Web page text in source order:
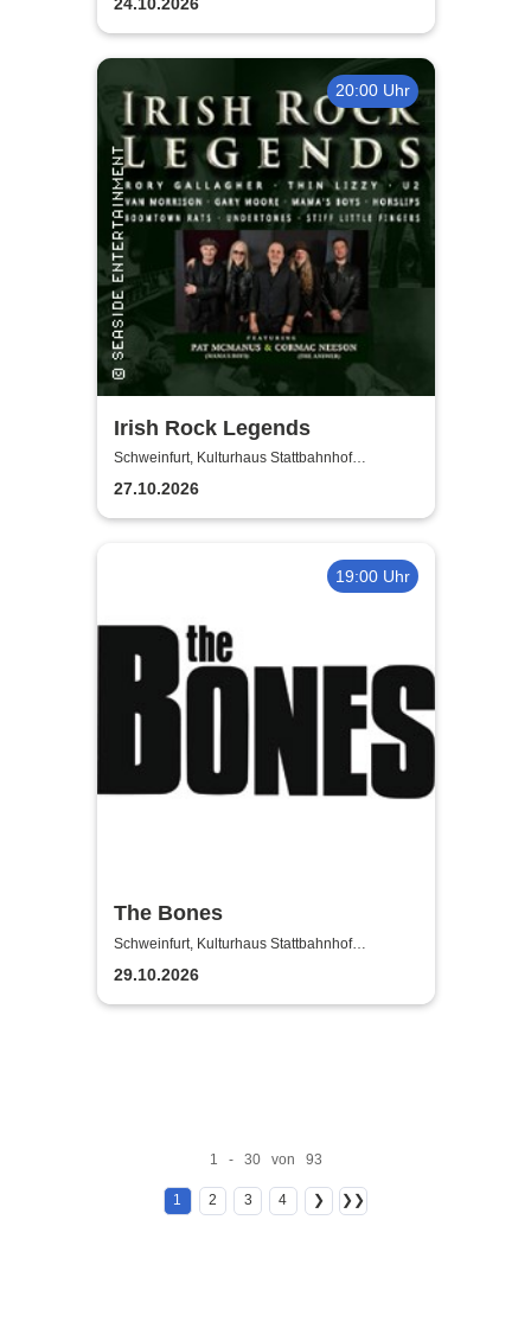
20:00 Uhr
Irish Rock Legends
Schweinfurt, Kulturhaus Stattbahnhof
Schweinfurt
27.10.2026
19:00 Uhr
The Bones
Schweinfurt, Kulturhaus Stattbahnhof
Schweinfurt
29.10.2026
1 - 30 von 93
1 2 3 4 ❯ ❯❯